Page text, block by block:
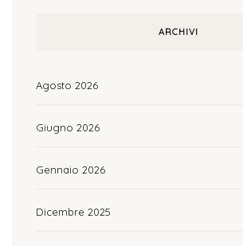
ARCHIVI
Agosto 2026
Giugno 2026
Gennaio 2026
Dicembre 2025